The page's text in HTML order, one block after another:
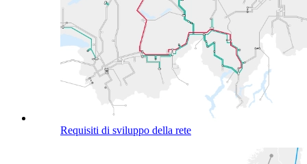
Requisiti di sviluppo della rete